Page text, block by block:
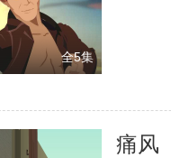
全5集
痛风